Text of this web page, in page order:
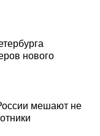
нового
мешают не